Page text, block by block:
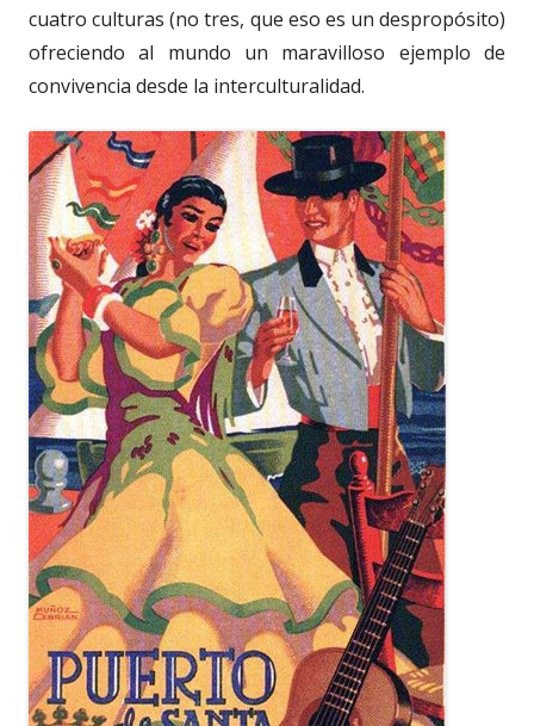
cuatro culturas (no tres, que eso es un despropósito)
ofreciendo al mundo un maravilloso ejemplo de
convivencia desde la interculturalidad.